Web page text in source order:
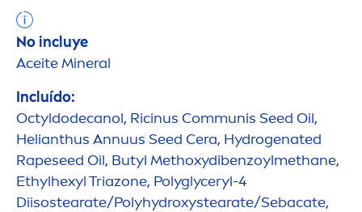
No incluye
Aceite Mineral
Incluído:
Octyldodecanol, Ricinus Communis Seed Oil,
Helianthus Annuus Seed Cera, Hydrogenated
Rapeseed Oil, Butyl Methoxydibenzoylmethane,
Ethylhexyl Triazone, Polyglyceryl-4
Diisostearate/Polyhydroxystearate/Sebacate,